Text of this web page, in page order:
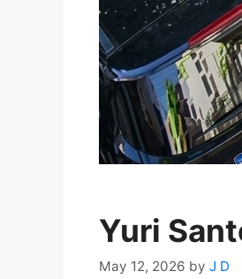
Yuri
May 12, 2026 by J D